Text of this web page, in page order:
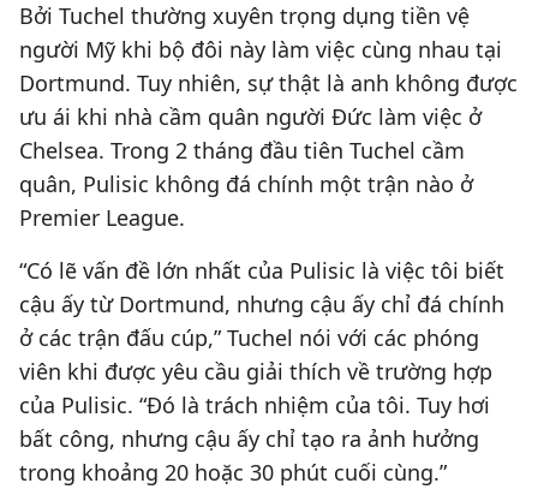
Bởi Tuchel thường xuyên trọng dụng tiền vệ
người Mỹ khi bộ đôi này làm việc cùng nhau tại
Dortmund. Tuy nhiên, sự thật là anh không được
ưu ái khi nhà cầm quân người Đức làm việc ở
Chelsea. Trong 2 tháng đầu tiên Tuchel cầm
quân, Pulisic không đá chính một trận nào ở
Premier League.
“Có lẽ vấn đề lớn nhất của Pulisic là việc tôi biết
cậu ấy từ Dortmund, nhưng cậu ấy chỉ đá chính
ở các trận đấu cúp,” Tuchel nói với các phóng
viên khi được yêu cầu giải thích về trường hợp
của Pulisic. “Đó là trách nhiệm của tôi. Tuy hơi
bất công, nhưng cậu ấy chỉ tạo ra ảnh hưởng
trong khoảng 20 hoặc 30 phút cuối cùng.”